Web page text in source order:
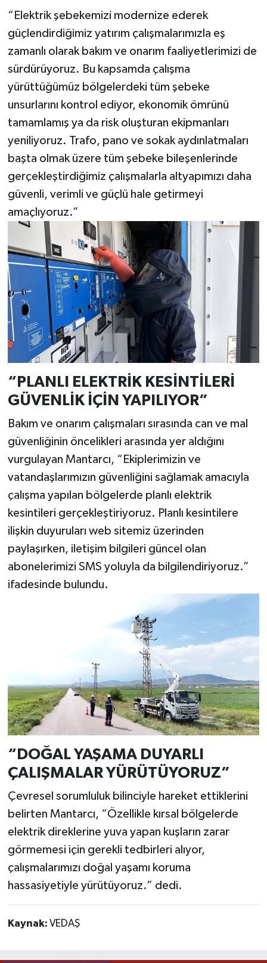
“Elektrik şebekemizi modernize ederek
güçlendirdiğimiz yatırım çalışmalarımızla eş
zamanlı olarak bakım ve onarım faaliyetlerimizi de
sürdürüyoruz. Bu kapsamda çalışma
yürüttüğümüz bölgelerdeki tüm şebeke
unsurlarını kontrol ediyor, ekonomik ömrünü
tamamlamış ya da risk oluşturan ekipmanları
yeniliyoruz. Trafo, pano ve sokak aydınlatmaları
başta olmak üzere tüm şebeke bileşenlerinde
gerçekleştirdiğimiz çalışmalarla altyapımızı daha
güvenli, verimli ve güçlü hale getirmeyi
amaçlıyoruz.”
“PLANLI ELEKTRİK KESİNTİLERİ
GÜVENLİK İÇİN YAPILIYOR”
Bakım ve onarım çalışmaları sırasında can ve mal
güvenliğinin öncelikleri arasında yer aldığını
vurgulayan Mantarcı, “Ekiplerimizin ve
vatandaşlarımızın güvenliğini sağlamak amacıyla
çalışma yapılan bölgelerde planlı elektrik
kesintileri gerçekleştiriyoruz. Planlı kesintilere
ilişkin duyuruları web sitemiz üzerinden
paylaşırken, iletişim bilgileri güncel olan
abonelerimizi SMS yoluyla da bilgilendiriyoruz.”
ifadesinde bulundu.
“DOĞAL YAŞAMA DUYARLI
ÇALIŞMALAR YÜRÜTÜYORUZ”
Çevresel sorumluluk bilinciyle hareket ettiklerini
belirten Mantarcı, “Özellikle kırsal bölgelerde
elektrik direklerine yuva yapan kuşların zarar
görmemesi için gerekli tedbirleri alıyor,
çalışmalarımızı doğal yaşamı koruma
hassasiyetiyle yürütüyoruz.” dedi.
Kaynak: VEDAŞ